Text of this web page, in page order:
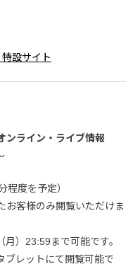
設サイト
ンライン・ライブ情報
程度を予定）
お客様のみ閲覧いただけま
）23:59まで可能です。
ブレットにて閲覧可能で